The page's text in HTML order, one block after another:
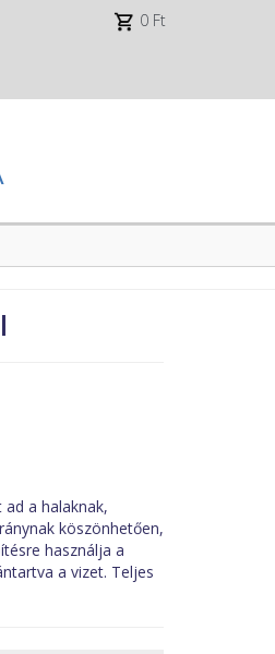
0 Ft
a halaknak,
köszönhetően,
használja a
a vizet. Teljes